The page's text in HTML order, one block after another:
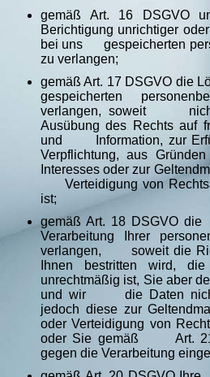
gemäß Art. 16
Berichtigung unrichtiger
bei uns gespeicherten
zu verlangen;
gemäß Art. 17 DSGVO die
gespeicherten
verlangen, soweit nicht
Ausübung des Rechts auf
und Information, zur
Verpflichtung, aus
Interesses oder zur
Verteidigung von
ist;
gemäß Art. 18 DSGVO
Verarbeitung Ihrer
verlangen, soweit die
Ihnen bestritten
unrechtmäßig ist, Sie aber
und wir die Daten nicht
jedoch diese zur
oder Verteidigung von
oder Sie gemäß Art. 21
gegen die Verarbeitung